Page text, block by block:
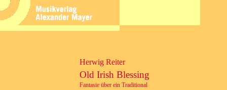
Herwig Reiter
Old Irish Blessing
Fantasie über ein Traditional